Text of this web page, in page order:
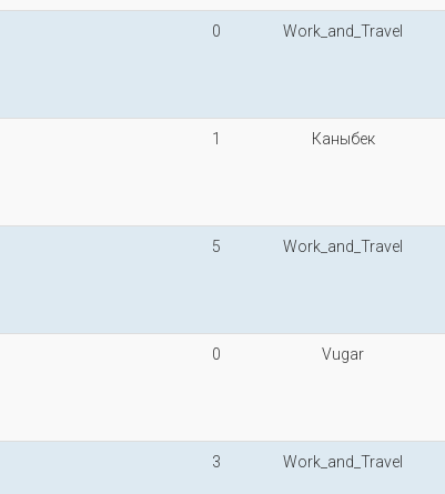
0 Work_and_Travel
1 Каныбек
5 Work_and_Travel
0 Vugar
3 Work_and_Travel